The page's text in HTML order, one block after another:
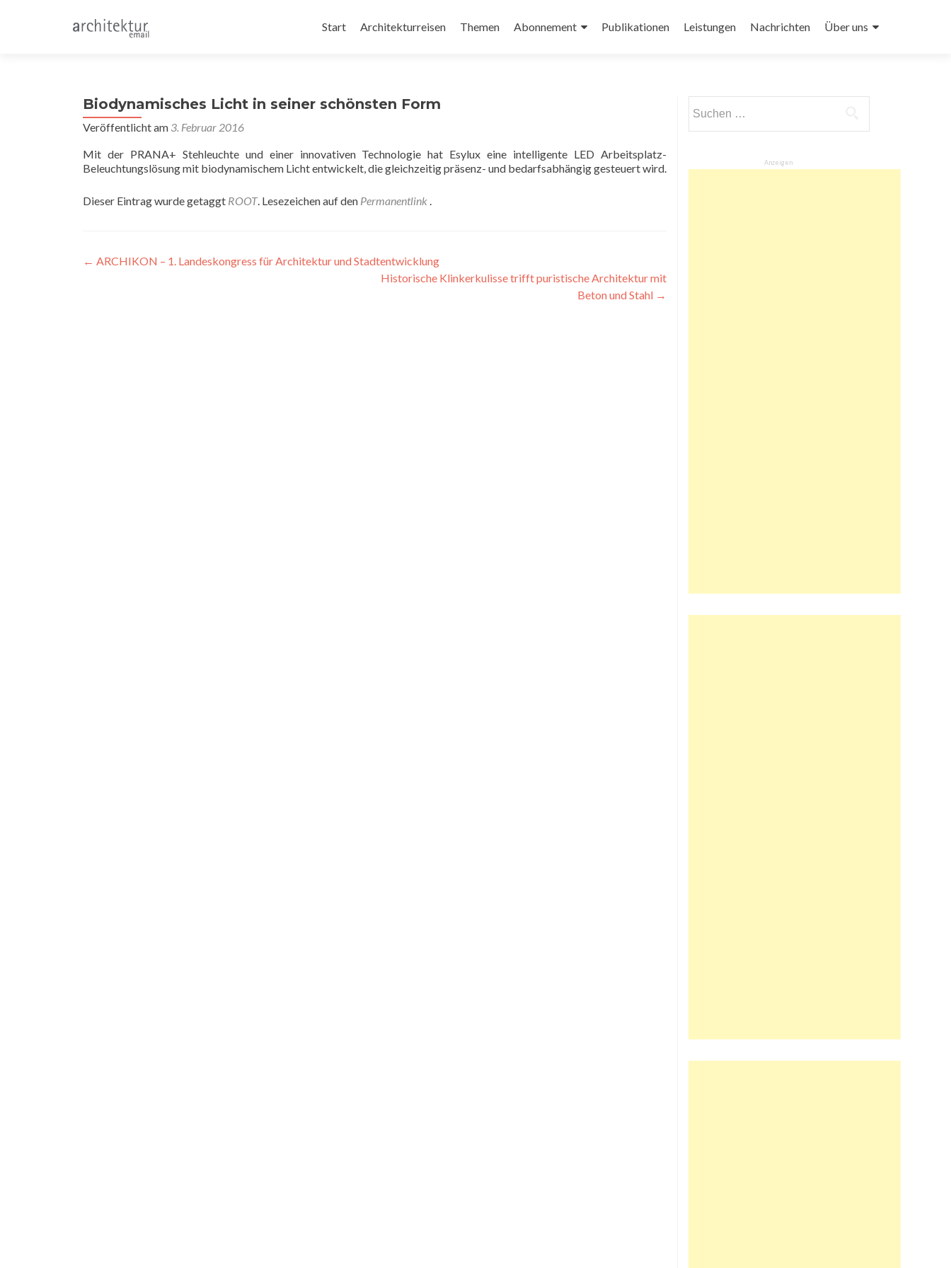
Inhalt
Start Architekturreisen Themen Abonnement Publikationen Leistungen Nachrichten Über uns
Biodynamisches Licht in seiner schönsten Form
Veröffentlicht am 3. Februar 2016
Mit der PRANA+ Stehleuchte und einer innovativen Technologie hat Esylux eine intelligente LED Arbeitsplatz-
Beleuchtungslösung mit biodynamischem Licht entwickelt, die gleichzeitig präsenz- und bedarfsabhängig gesteuert wird.
Dieser Eintrag wurde getaggt ROOT. Lesezeichen auf den Permanentlink .
Beitragsnavigation
← ARCHIKON – 1. Landeskongress für Architektur und Stadtentwicklung
Historische Klinkerkulisse trifft puristische Architektur mit
Beton und Stahl →
nach:
Anzeigen